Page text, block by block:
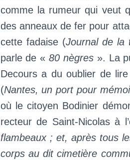
comme la rumeur qui veut
des anneaux de fer pour
cette fadaise (Journal de la
parle de «80 nègres». La
Decours a du oublier de
(Nantes, un port pour
où le citoyen Bodinier
recteur de Saint-Nicolas à
flambeaux ; et, après tous
corps au dit cimetière